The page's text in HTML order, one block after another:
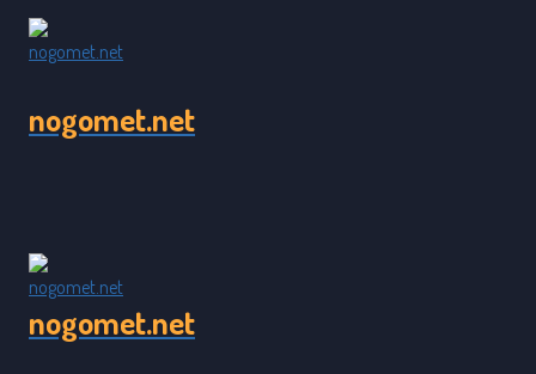
Skip
nogomet.net
nogomet.net